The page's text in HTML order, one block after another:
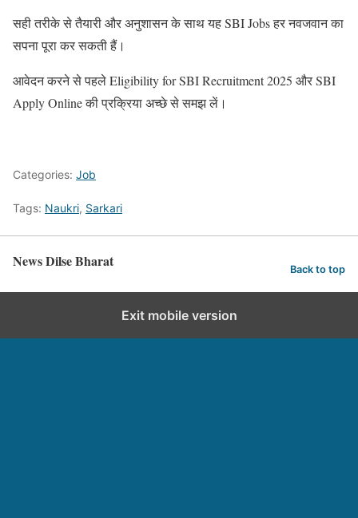
सही तरीके से तैयारी और अनुशासन के साथ यह SBI Jobs हर नवजवान का
सपना पूरा कर सकती हैं।
आवेदन करने से पहले Eligibility for SBI Recruitment 2025 और SBI
Apply Online की प्रक्रिया अच्छे से समझ लें।
Categories: Job
Tags: Naukri, Sarkari
News Dilse Bharat Back to top
Exit mobile version